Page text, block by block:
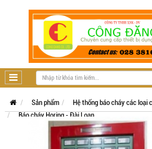
Sản phẩm
Hệ thống báo cháy các loại
Báo cháy Horing - Đài Loan